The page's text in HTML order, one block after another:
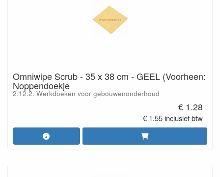
Omniwipe Scrub - 35 x 38 cm - GEEL (Voorheen:
Noppendoekje
2.12.2. Werkdoeken voor gebouwenonderhoud
€ 1.28
€ 1.55 inclusief btw